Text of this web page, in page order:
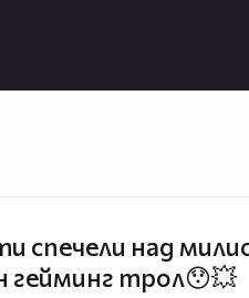
спечели над
гейминг трол😯💥